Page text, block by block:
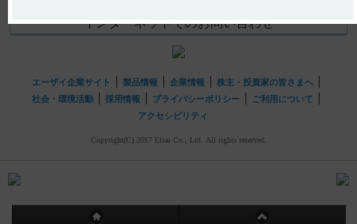
インターネットでのお問い合わせ
エーザイ企業サイト 製品情報 企業情報
株主・投資家の皆さまへ
社会・環境活動
採用情報 プライバシーポリシー
ご利用について
アクセシビリティ
Copyright(C) 2017 Eisai Co., Ltd. All rights reserved.